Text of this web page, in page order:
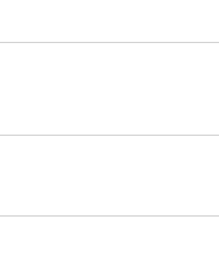
　19：30～　20：40～
～　15：10～
～19：20　第二希望：希望日入力　19：30～
開始時間の60分後で設定お願いしま
了していたら何時でも大丈夫な場合…
～19：00　とご入力下さい。